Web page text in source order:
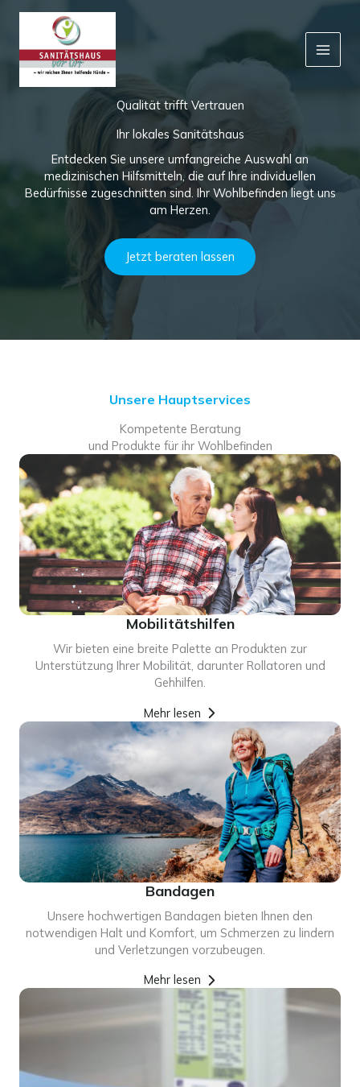
Qualität trifft Vertrauen
Ihr lokales Sanitätshaus
Entdecken Sie unsere umfangreiche Auswahl an
medizinischen Hilfsmitteln, die auf Ihre individuellen
Bedürfnisse zugeschnitten sind. Ihr Wohlbefinden liegt uns
am Herzen.
Jetzt beraten lassen
Unsere Hauptservices
Kompetente Beratung
und Produkte für ihr Wohlbefinden
Mobilitätshilfen
Wir bieten eine breite Palette an Produkten zur
Unterstützung Ihrer Mobilität, darunter Rollatoren und
Gehhilfen.
Mehr lesen
Bandagen
Unsere hochwertigen Bandagen bieten Ihnen den
notwendigen Halt und Komfort, um Schmerzen zu lindern
und Verletzungen vorzubeugen.
Mehr lesen